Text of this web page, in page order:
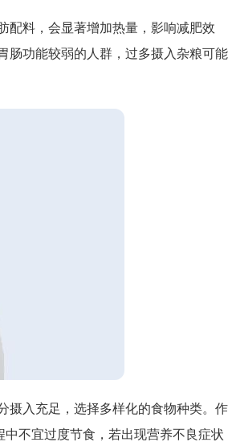
配料，会显著增加热量，影响减肥效
肠功能较弱的人群，过多摄入杂粮可能
摄入充足，选择多样化的食物种类。作
不宜过度节食，若出现营养不良症状